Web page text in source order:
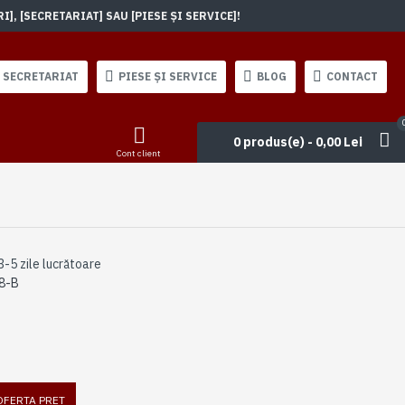
[SECRETARIAT] SAU [PIESE ȘI SERVICE]!
SECRETARIAT PIESE ȘI SERVICE BLOG CONTACT
Cont client
0 produs(e) - 0,00 Lei
5 zile lucrătoare
B
PRET